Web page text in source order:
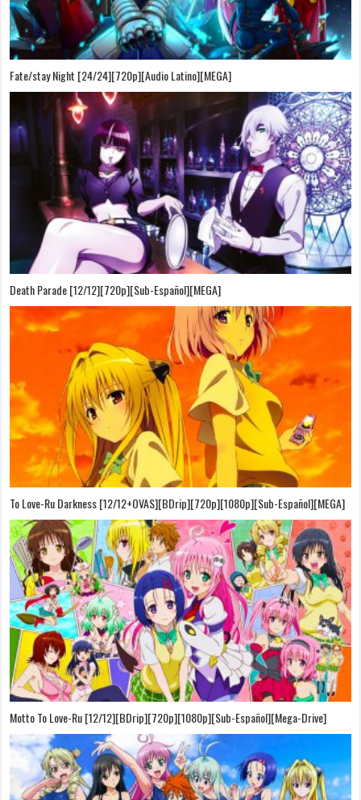
Fate/stay Night [24/24][720p][Audio Latino][MEGA]
Death Parade [12/12][720p][Sub-Español][MEGA]
To Love-Ru Darkness [12/12+OVAS][BDrip][720p][1080p][Sub-Español][MEGA]
Motto To Love-Ru [12/12][BDrip][720p][1080p][Sub-Español][Mega-Drive]